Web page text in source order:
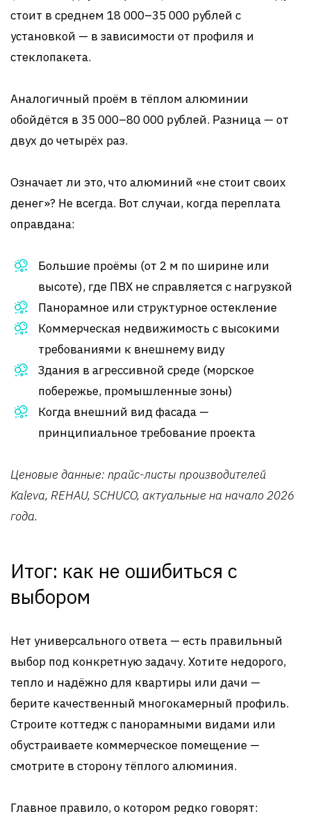
стоит в среднем 18 000–35 000 рублей с
установкой — в зависимости от профиля и
стеклопакета.
Аналогичный проём в тёплом алюминии
обойдётся в 35 000–80 000 рублей. Разница — от
двух до четырёх раз.
Означает ли это, что алюминий «не стоит своих
денег»? Не всегда. Вот случаи, когда переплата
оправдана:
Большие проёмы (от 2 м по ширине или
высоте), где ПВХ не справляется с нагрузкой
Панорамное или структурное остекление
Коммерческая недвижимость с высокими
требованиями к внешнему виду
Здания в агрессивной среде (морское
побережье, промышленные зоны)
Когда внешний вид фасада —
принципиальное требование проекта
Ценовые данные: прайс-листы производителей
Kaleva, REHAU, SCHUCO, актуальные на начало 2026
года.
Итог: как не ошибиться с
выбором
Нет универсального ответа — есть правильный
выбор под конкретную задачу. Хотите недорого,
тепло и надёжно для квартиры или дачи —
берите качественный многокамерный профиль.
Строите коттедж с панорамными видами или
обустраиваете коммерческое помещение —
смотрите в сторону тёплого алюминия.
Главное правило, о котором редко говорят: